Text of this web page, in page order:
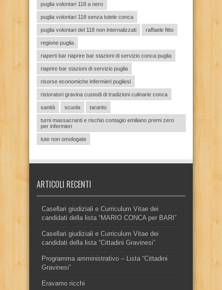
puglia volontari 118 a nero
puglia volontari 118 senza tutele conca
puglia volontari del 118 non internalizzati raffaele fitto
regione puglia
riaperti bar riaprire bar stazioni di servizio conca puglia
riaprire bar stazioni di servizio puglia
risorse economiche infermieri pugliesi
ristoratori gravina custodi di tradizioni culinarie conca
sanità scuola taranto
turni massacranti e rischio contagio emiliano premi zero
per infermieri
tute non omologate
ARTICOLI RECENTI
Casellari giudiziali e Curriculum Vitae dei
candidati della lista “MARIO CONCA per BARI”
Casellari giudiziali e Curriculum Vitae dei
candidati della lista “Cittadini Gravinesi”
Programma amministrativo – Lista “Cittadini
Gravinesi”
Eravamo ricchi